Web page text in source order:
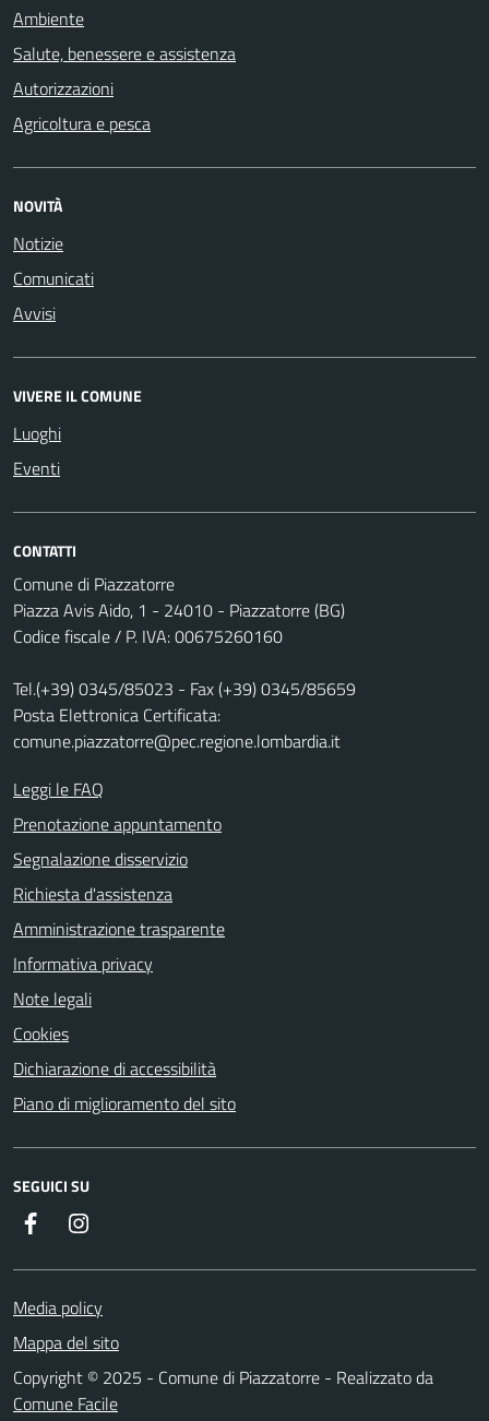
Ambiente
Salute, benessere e assistenza
Autorizzazioni
Agricoltura e pesca
NOVITÀ
Notizie
Comunicati
Avvisi
VIVERE IL COMUNE
Luoghi
Eventi
CONTATTI
Comune di Piazzatorre
Piazza Avis Aido, 1 - 24010 - Piazzatorre (BG)
Codice fiscale / P. IVA: 00675260160
Tel.(+39) 0345/85023 - Fax (+39) 0345/85659
Posta Elettronica Certificata:
comune.piazzatorre@pec.regione.lombardia.it
Leggi le FAQ
Prenotazione appuntamento
Segnalazione disservizio
Richiesta d'assistenza
Amministrazione trasparente
Informativa privacy
Note legali
Cookies
Dichiarazione di accessibilità
Piano di miglioramento del sito
SEGUICI SU
Facebook
Media policy
Mappa del sito
Copyright © 2025 - Comune di Piazzatorre - Realizzato da
Comune Facile